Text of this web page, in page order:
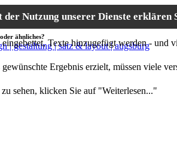
Nutzung unserer Dienste erklären
Visitenkarten oder ähnliches?
eingebettet, Texte hinzugefügt
lange kein
Ergebnis erzielt, müssen viele
Idee bis zur
zu sehen,